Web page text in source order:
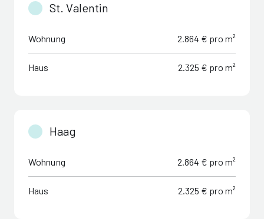
St. Valentin
Wohnung 2.864 € pro m²
Haus 2.325 € pro m²
Haag
Wohnung 2.864 € pro m²
Haus 2.325 € pro m²